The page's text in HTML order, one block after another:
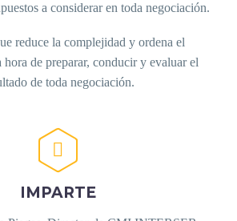
a considerar en toda negociación.
reduce la complejidad y ordena el
hora de preparar, conducir y evaluar el
de toda negociación.


IMPARTE